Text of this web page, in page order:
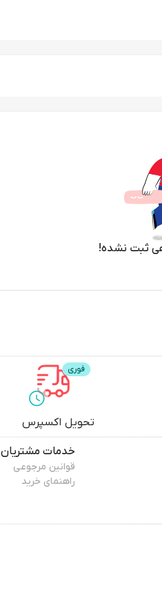
ثبت نشده!
تحویل اکسپرس
خدمات مشتریان
قوانین مرجوعی
راهنمای خرید